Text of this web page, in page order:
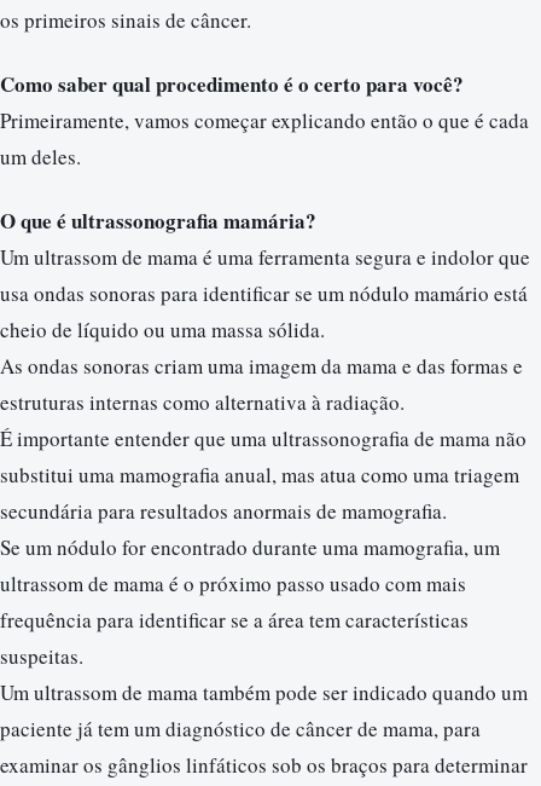
os primeiros sinais de câncer.
Como saber qual procedimento é o certo para você?
Primeiramente, vamos começar explicando então o que é cada
um deles.
O que é ultrassonografia mamária?
Um ultrassom de mama é uma ferramenta segura e indolor que
usa ondas sonoras para identificar se um nódulo mamário está
cheio de líquido ou uma massa sólida.
As ondas sonoras criam uma imagem da mama e das formas e
estruturas internas como alternativa à radiação.
É importante entender que uma ultrassonografia de mama não
substitui uma mamografia anual, mas atua como uma triagem
secundária para resultados anormais de mamografia.
Se um nódulo for encontrado durante uma mamografia, um
ultrassom de mama é o próximo passo usado com mais
frequência para identificar se a área tem características
suspeitas.
Um ultrassom de mama também pode ser indicado quando um
paciente já tem um diagnóstico de câncer de mama, para
examinar os gânglios linfáticos sob os braços para determinar